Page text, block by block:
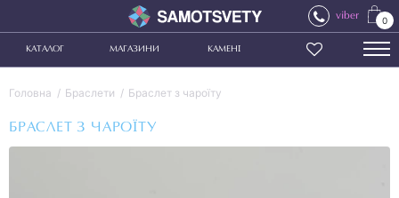
viber 0
КАТАЛОГ МАГАЗИНИ КАМЕНІ
Головна Браслети Браслет з чароїту
БРАСЛЕТ З ЧАРОЇТУ